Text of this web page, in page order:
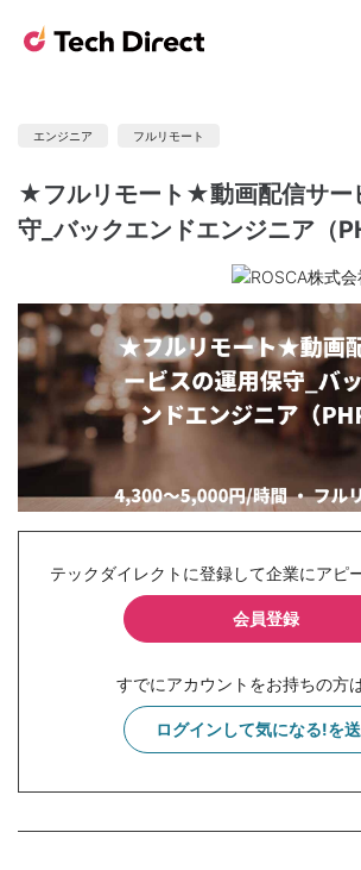
エンジニア フルリモート
★フルリモート★動画配信サー
守_バックエンドエンジニア（
テックダイレクトに登録して企業にアピ
会員登録
すでにアカウントをお持ちの方
ログインして気になる!を